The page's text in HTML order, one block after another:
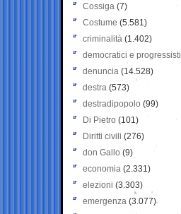
Cossiga (7)
Costume (5.581)
criminalità (1.402)
democratici e progressisti
denuncia (14.528)
destra (573)
destradipopolo (99)
Di Pietro (101)
Diritti civili (276)
don Gallo (9)
economia (2.331)
elezioni (3.303)
emergenza (3.077)